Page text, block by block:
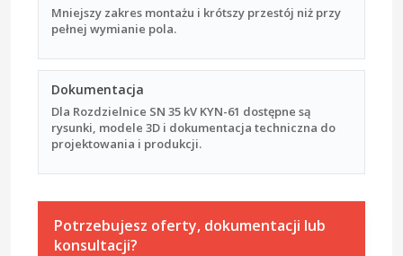
Mniejszy zakres montażu i krótszy przestój niż przy
pełnej wymianie pola.
Dokumentacja
Dla Rozdzielnice SN 35 kV KYN-61 dostępne są
rysunki, modele 3D i dokumentacja techniczna do
projektowania i produkcji.
Potrzebujesz oferty, dokumentacji lub
konsultacji?